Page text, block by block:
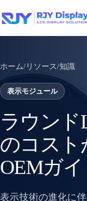
ホーム/ リソース/知識
表示モジュール
ラウンド
のコスト
OEMガイ
表示技術の進化に